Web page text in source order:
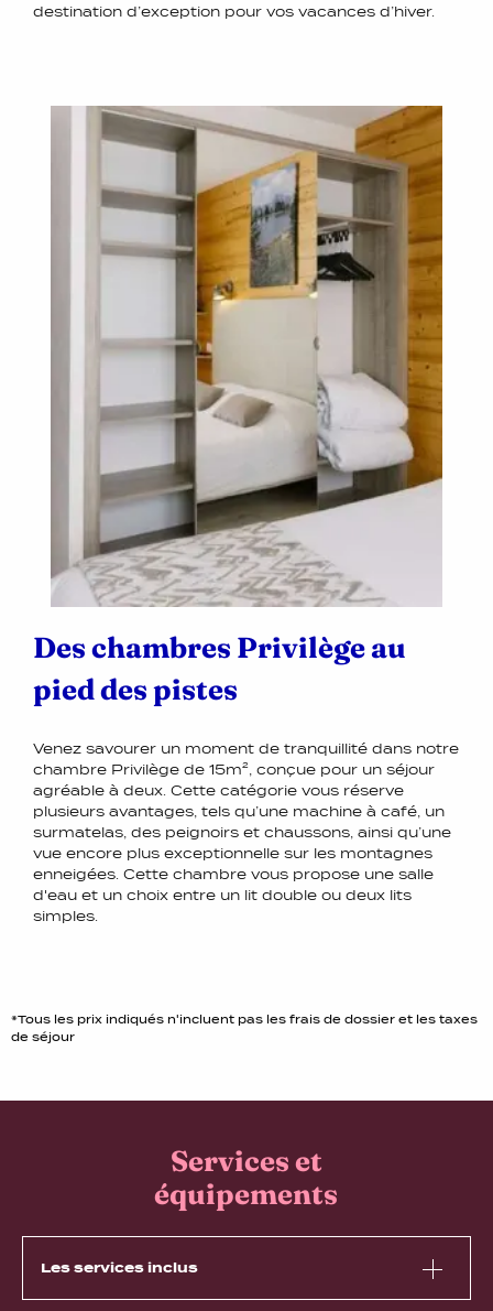
destination d’exception pour vos vacances d’hiver.
Des chambres Privilège au
pied des pistes
Venez savourer un moment de tranquillité dans notre
chambre Privilège de 15m², conçue pour un séjour
agréable à deux. Cette catégorie vous réserve
plusieurs avantages, tels qu’une machine à café, un
surmatelas, des peignoirs et chaussons, ainsi qu’une
vue encore plus exceptionnelle sur les montagnes
enneigées. Cette chambre vous propose une salle
d'eau et un choix entre un lit double ou deux lits
simples.
*Tous les prix indiqués n'incluent pas les frais de dossier et les taxes
de séjour
Services et
équipements
Les services inclus